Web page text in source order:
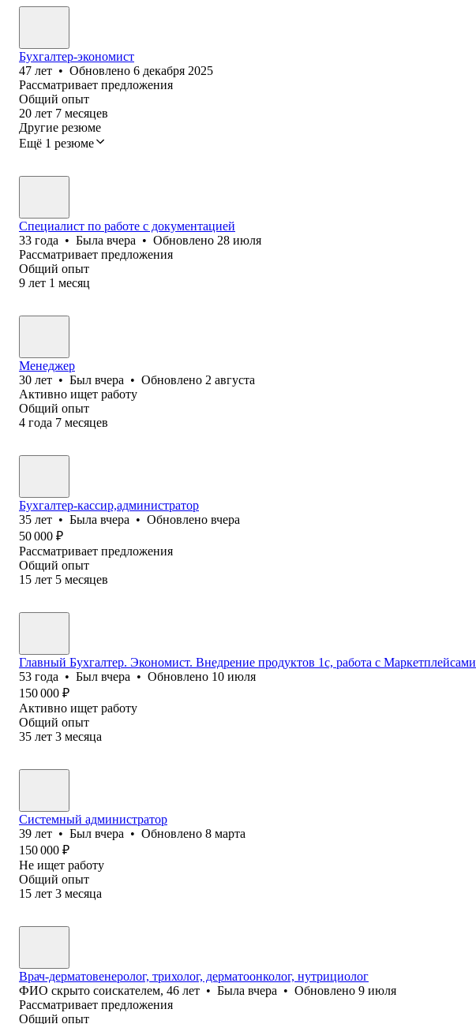
Бухгалтер-экономист
47 лет • Обновлено 6 декабря 2025
Рассматривает предложения
Общий опыт
20 лет 7 месяцев
Другие резюме
Ещё 1 резюме
Специалист по работе с документацией
33 года • Была вчера • Обновлено 28 июля
Рассматривает предложения
Общий опыт
9 лет 1 месяц
Менеджер
30 лет • Был вчера • Обновлено 2 августа
Активно ищет работу
Общий опыт
4 года 7 месяцев
Бухгалтер-кассир,администратор
35 лет • Была вчера • Обновлено вчера
50 000 ₽
Рассматривает предложения
Общий опыт
15 лет 5 месяцев
Главный Бухгалтер. Экономист. Внедрение продуктов 1с, работа с Маркетплейсами
53 года • Был вчера • Обновлено 10 июля
150 000 ₽
Активно ищет работу
Общий опыт
35 лет 3 месяца
Системный администратор
39 лет • Был вчера • Обновлено 8 марта
150 000 ₽
Не ищет работу
Общий опыт
15 лет 3 месяца
Врач-дерматовенеролог, трихолог, дерматоонколог, нутрициолог
ФИО скрыто соискателем, 46 лет • Была вчера • Обновлено 9 июля
Рассматривает предложения
Общий опыт